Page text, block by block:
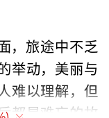
，旅途中不乏
举动，美丽与
难以理解，但
都是难忘的故